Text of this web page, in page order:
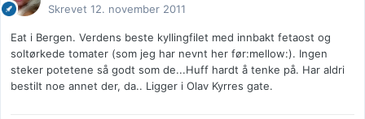
Skrevet 12. november 2011
Eat i Bergen. Verdens beste kyllingfilet med innbakt fetaost og
soltørkede tomater (som jeg har nevnt her før:mellow:). Ingen
steker potetene så godt som de...Huff hardt å tenke på. Har aldri
bestilt noe annet der, da.. Ligger i Olav Kyrres gate.